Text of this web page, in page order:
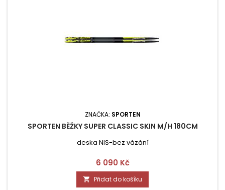
ZNAČKA: SPORTEN
SPORTEN BĚŽKY SUPER CLASSIC SKIN M/H 180CM
deska NIS-bez vázání
Cena
6 090 Kč
 Přidat do košíku